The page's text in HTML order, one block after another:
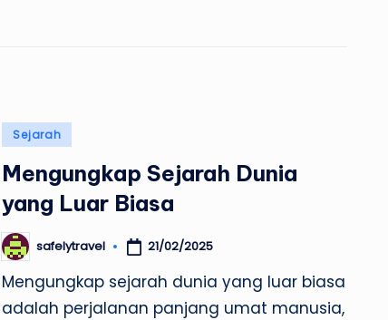
Posted
Sejarah
Mengungkap Sejarah Dunia
yang Luar Biasa
Posted
by
safelytravel 21/02/2025
Mengungkap sejarah dunia yang luar biasa
adalah perjalanan panjang umat manusia,